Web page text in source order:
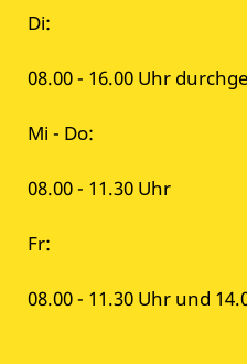
Di:
08.00 - 16.00 Uhr
Mi - Do:
08.00 - 11.30 Uhr
Fr:
08.00 - 11.30 Uhr und